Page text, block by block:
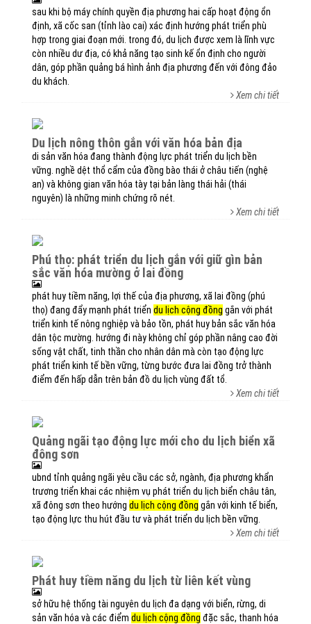
sau khi bộ máy chính quyền địa phương hai cấp hoạt động ổn
định, xã cốc san (tỉnh lào cai) xác định hướng phát triển phù
hợp trong giai đoạn mới. trong đó, du lịch được xem là lĩnh vực
còn nhiều dư địa, có khả năng tạo sinh kế ổn định cho người
dân, góp phần quảng bá hình ảnh địa phương đến với đông đảo
du khách.
Xem chi tiết
du lịch nông thôn gắn với văn hóa bản địa
di sản văn hóa đang thành động lực phát triển du lịch bền
vững. nghề dệt thổ cẩm của đồng bào thái ở châu tiến (nghệ
an) và không gian văn hóa tày tại bản làng thái hải (thái
nguyên) là những minh chứng rõ nét.
Xem chi tiết
phú thọ: phát triển du lịch gắn với giữ gìn bản
sắc văn hóa mường ở lai đồng
phát huy tiềm năng, lợi thế của địa phương, xã lai đồng (phú
thọ) đang đẩy mạnh phát triển du lịch cộng đồng gắn với phát
triển kinh tế nông nghiệp và bảo tồn, phát huy bản sắc văn hóa
dân tộc mường. hướng đi này không chỉ góp phần nâng cao đời
sống vật chất, tinh thần cho nhân dân mà còn tạo động lực
phát triển kinh tế bền vững, từng bước đưa lai đồng trở thành
điểm đến hấp dẫn trên bản đồ du lịch vùng đất tổ.
Xem chi tiết
quảng ngãi tạo động lực mới cho du lịch biển xã
đông sơn
ubnd tỉnh quảng ngãi yêu cầu các sở, ngành, địa phương khẩn
trương triển khai các nhiệm vụ phát triển du lịch biển châu tân,
xã đông sơn theo hướng du lịch cộng đồng gắn với kinh tế biển,
tạo động lực thu hút đầu tư và phát triển du lịch bền vững.
Xem chi tiết
phát huy tiềm năng du lịch từ liên kết vùng
sở hữu hệ thống tài nguyên du lịch đa dạng với biển, rừng, di
sản văn hóa và các điểm du lịch cộng đồng đặc sắc, thanh hóa